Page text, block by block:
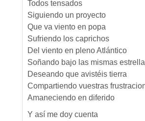
Todos tensados
Siguiendo un proyecto
Que va viento en popa
Sufriendo los caprichos
Del viento en pleno Atlántico
Soñando bajo las mismas
Deseando que avistéis tierra
Compartiendo vuestras
Amaneciendo en diferido
Y así me doy cuenta